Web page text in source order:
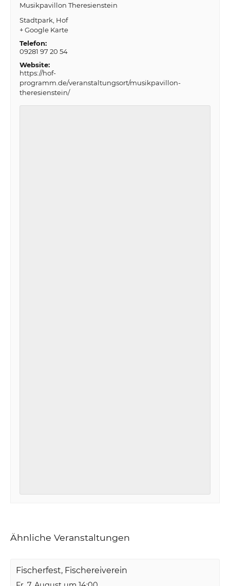
Musikpavillon Theresienstein
Stadtpark Hof
+ Google Karte
Telefon:
09281 97 20 54
Website:
https://hof-
programm.de/veranstaltungsort/musikpavillon-
theresienstein/
Ähnliche Veranstaltungen
Fischerfest, Fischereiverein